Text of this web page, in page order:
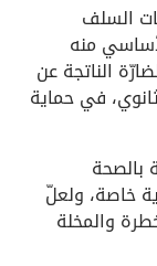
السلف
منه
الناتجة عن
في حماية
بالصحة
خاصة، ولعلّ
والمخلة